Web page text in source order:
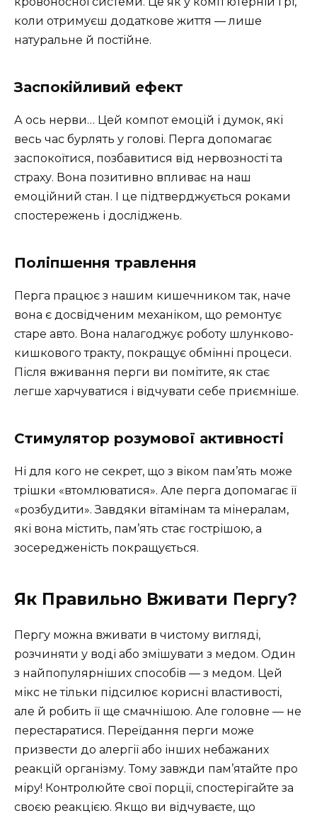
коли отримуєш додаткове життя — лише
натуральне й постійне.
Заспокійливий ефект
А ось нерви… Цей компот емоцій і думок, які
весь час бурлять у голові. Перга допомагає
заспокоїтися, позбавитися від нервозності та
страху. Вона позитивно впливає на наш
емоційний стан. І це підтверджується роками
спостережень і досліджень.
Поліпшення травлення
Перга працює з нашим кишечником так, наче
вона є досвідченим механіком, що ремонтує
старе авто. Вона налагоджує роботу шлунково-
кишкового тракту, покращує обмінні процеси.
Після вживання перги ви помітите, як стає
легше харчуватися і відчувати себе приємніше.
Стимулятор розумової активності
Ні для кого не секрет, що з віком пам’ять може
трішки «втомлюватися». Але перга допомагає її
«розбудити». Завдяки вітамінам та мінералам,
які вона містить, пам’ять стає гострішою, а
зосередженість покращується.
Як Правильно Вживати Пергу?
Пергу можна вживати в чистому вигляді,
розчиняти у воді або змішувати з медом. Один
з найпопулярніших способів — з медом. Цей
мікс не тільки підсилює корисні властивості,
але й робить її ще смачнішою. Але головне — не
перестаратися. Переїдання перги може
призвести до алергії або інших небажаних
реакцій організму. Тому завжди пам’ятайте про
міру! Контролюйте свої порції, спостерігайте за
своєю реакцією. Якщо ви відчуваєте, що